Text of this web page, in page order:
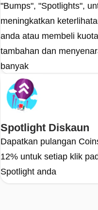
"Bumps", "Spotlights",
meningkatkan
anda atau membeli
tambahan dan
banyak
Spotlight Diskaun
Dapatkan pulangan
12% untuk setiap klik
Spotlight anda